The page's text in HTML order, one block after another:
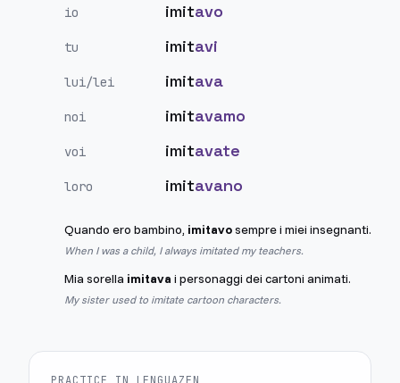
io imitavo
tu imitavi
lui/lei imitava
noi imitavamo
voi imitavate
loro imitavano
Quando ero bambino, imitavosempre i miei insegnanti.
When I was a child, I always imitated my teachers.
Mia sorella imitava i personaggi dei cartoni animati.
My sister used to imitate cartoon characters.